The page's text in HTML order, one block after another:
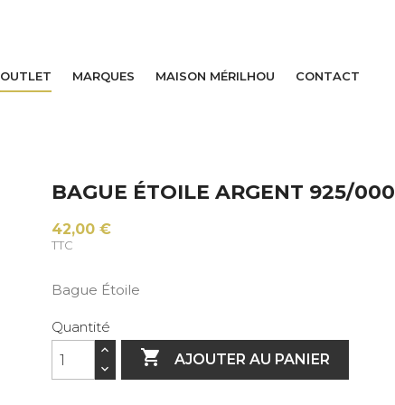
OUTLET MARQUES MAISON MÉRILHOU CONTACT
BAGUE ÉTOILE ARGENT 925/000
42,00 €
TTC
Bague Étoile
Quantité
 AJOUTER AU PANIER